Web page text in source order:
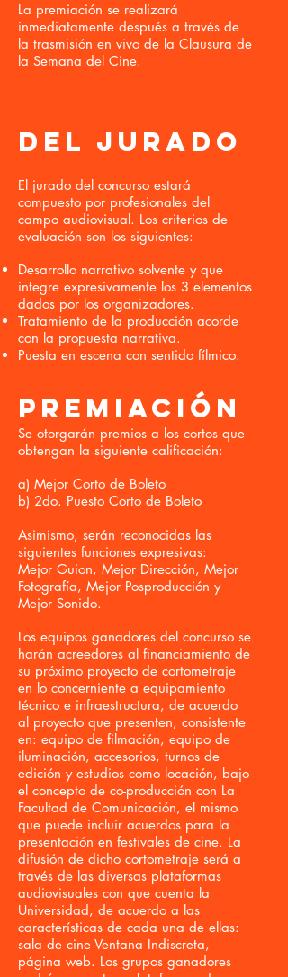
La premiación se realizará
inmediatamente después a través de
la trasmisión en vivo de la Clausura de
la Semana del Cine.
DEL JURADO
El jurado del concurso estará
compuesto por profesionales del
campo audiovisual. Los criterios de
evaluación son los siguientes:
Desarrollo narrativo solvente y que
integre expresivamente los 3 elementos
dados por los organizadores.
Tratamiento de la producción acorde
con la propuesta narrativa.
Puesta en escena con sentido fílmico.
PREMIACIÓN
Se otorgarán premios a los cortos que
obtengan la siguiente calificación:
a) Mejor Corto de Boleto
b) 2do. Puesto Corto de Boleto
Asimismo, serán reconocidas las
siguientes funciones expresivas:
Mejor Guion, Mejor Dirección, Mejor
Fotografía, Mejor Posproducción y
Mejor Sonido.
Los equipos ganadores del concurso se
harán acreedores al financiamiento de
su próximo proyecto de cortometraje
en lo concerniente a equipamiento
técnico e infraestructura, de acuerdo
al proyecto que presenten, consistente
en: equipo de filmación, equipo de
iluminación, accesorios, turnos de
edición y estudios como locación, bajo
el concepto de co-producción con La
Facultad de Comunicación, el mismo
que puede incluir acuerdos para la
presentación en festivales de cine. La
difusión de dicho cortometraje será a
través de las diversas plataformas
audiovisuales con que cuenta la
Universidad, de acuerdo a las
características de cada una de ellas:
sala de cine Ventana Indiscreta,
página web. Los grupos ganadores